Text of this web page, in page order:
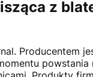
z
Producentem